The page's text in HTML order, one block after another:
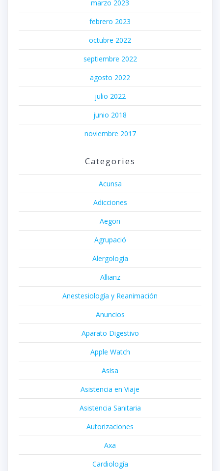
marzo 2023
febrero 2023
octubre 2022
septiembre 2022
agosto 2022
julio 2022
junio 2018
noviembre 2017
Categories
Acunsa
Adicciones
Aegon
Agrupació
Alergología
Allianz
Anestesiología y Reanimación
Anuncios
Aparato Digestivo
Apple Watch
Asisa
Asistencia en Viaje
Asistencia Sanitaria
Autorizaciones
Axa
Cardiología